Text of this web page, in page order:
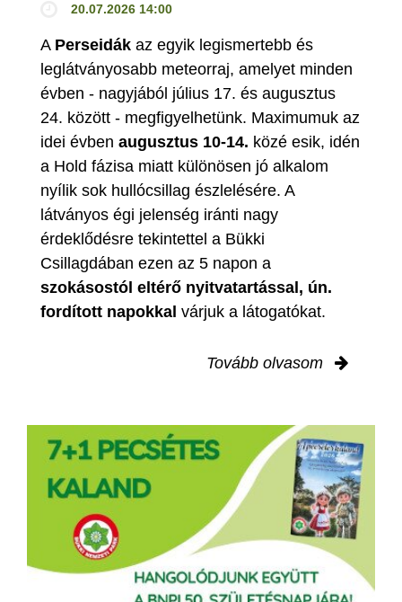
20.07.2026 14:00
A Perseidák az egyik legismertebb és
leglátványosabb meteorraj, amelyet minden
évben - nagyjából július 17. és augusztus
24. között - megfigyelhetünk. Maximumuk az
idei évben augusztus 10-14. közé esik, idén
a Hold fázisa miatt különösen jó alkalom
nyílik sok hullócsillag észlelésére. A
látványos égi jelenség iránti nagy
érdeklődésre tekintettel a Bükki
Csillagdában ezen az 5 napon a
szokásostól eltérő nyitvatartással, ún.
fordított napokkal várjuk a látogatókat.
Tovább olvasom